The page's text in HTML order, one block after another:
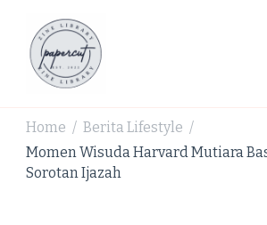
PaperCut
Produktivitas
Kreatif
Ikuti cerita gaya hidup,
Home / Berita Lifestyle /
Momen Wisuda Harvard Mutiara
Sorotan Ijazah